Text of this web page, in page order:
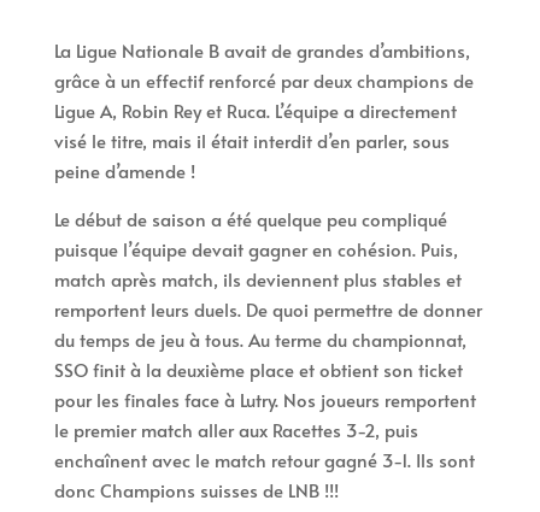
La Ligue Nationale B avait de grandes d’ambitions,
grâce à un effectif renforcé par deux champions de
Ligue A, Robin Rey et Ruca. L’équipe a directement
visé le titre, mais il était interdit d’en parler, sous
peine d’amende !
Le début de saison a été quelque peu compliqué
puisque l’équipe devait gagner en cohésion. Puis,
match après match, ils deviennent plus stables et
remportent leurs duels. De quoi permettre de donner
du temps de jeu à tous. Au terme du championnat,
SSO finit à la deuxième place et obtient son ticket
pour les finales face à Lutry. Nos joueurs remportent
le premier match aller aux Racettes 3-2, puis
enchaînent avec le match retour gagné 3-1. Ils sont
donc Champions suisses de LNB !!!